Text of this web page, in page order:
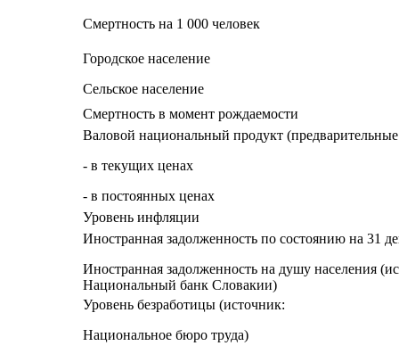
Смертность на 1 000 человек
Городское население
Сельское население
Смертность в момент рождаемости
Валовой национальный продукт
- в текущих ценах
- в постоянных ценах
Уровень инфляции
Иностранная задолженность по состоянию на 31
Иностранная задолженность на душу населения
Национальный банк Словакии)
Уровень безработицы (источник:
Национальное бюро труда)